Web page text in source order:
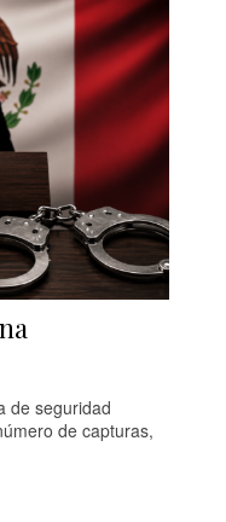
de seguridad
de capturas,